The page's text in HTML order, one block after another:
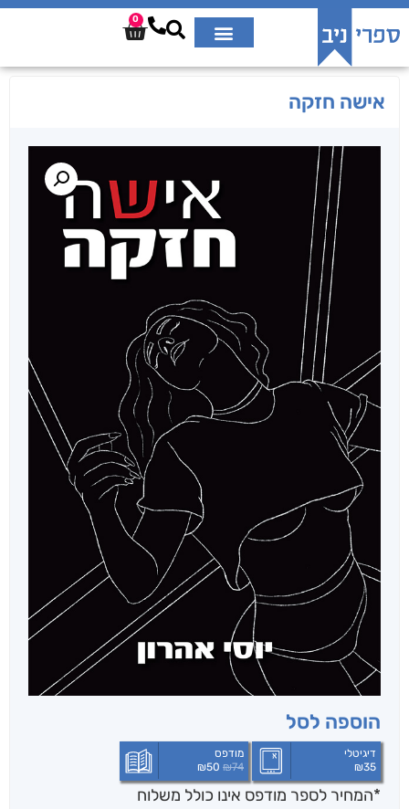
0
אישה חזקה
הוספה לסל
דיגיטלי
₪35
מודפס
₪74
₪50
*המחיר לספר מודפס אינו כולל משלוח